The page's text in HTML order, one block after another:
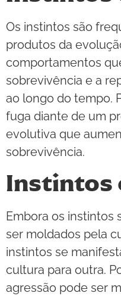
Os instintos são
produtos da
comportamentos
sobrevivência e a
ao longo do tempo.
fuga diante de um
evolutiva que
sobrevivência.
Instintos
Embora os instintos
ser moldados pela
instintos se
cultura para outra.
agressão pode ser